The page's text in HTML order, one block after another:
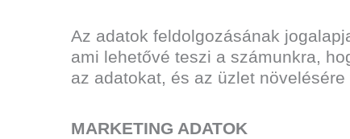
Az adatok feldolgozásának
ami lehetővé teszi a számunkra,
az adatokat, és az üzlet
MARKETING ADATOK